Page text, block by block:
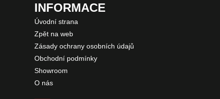
INFORMACE
Úvodní strana
Zpět na web
Zásady ochrany osobních údajů
Obchodní podmínky
Showroom
O nás